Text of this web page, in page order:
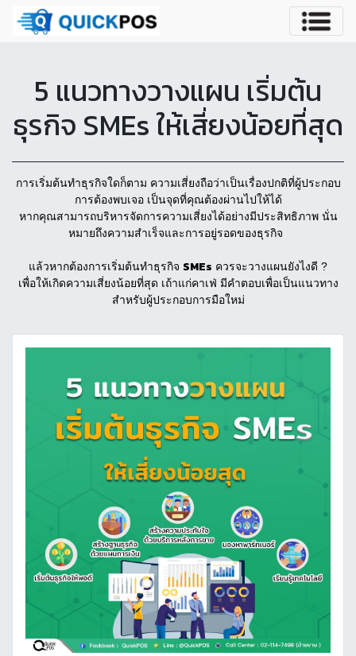
5 แนวทางวางแผน เริ่มต้น
ธุรกิจ SMEs ให้เสี่ยงน้อยที่สุด
การเริ่มต้นทำธุรกิจใดก็ตาม ความเสี่ยงถือว่าเป็นเรื่องปกติที่ผู้ประกอบ
การต้องพบเจอ เป็นจุดที่คุณต้องผ่านไปให้ได้
หากคุณสามารถบริหารจัดการความเสี่ยงได้อย่างมีประสิทธิภาพ นั่น
หมายถึงความสำเร็จและการอยู่รอดของธุรกิจ
แล้วหากต้องการเริ่มต้นทำธุรกิจ SMEs ควรจะวางแผนยังไงดี ?
เพื่อให้เกิดความเสี่ยงน้อยที่สุด เถ้าแก่คาเฟ่ มีคำตอบเพื่อเป็นแนวทาง
สำหรับผู้ประกอบการมือใหม่